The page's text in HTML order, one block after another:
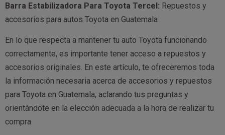
Barra Estabilizadora Para Toyota Tercel: Repuestos y
accesorios para autos Toyota en Guatemala
En lo que respecta a mantener tu auto Toyota funcionando
correctamente, es importante tener acceso a repuestos y
accesorios originales. En este artículo, te ofreceremos toda
la información necesaria acerca de accesorios y repuestos
para Toyota en Guatemala, aclarando tus preguntas y
orientándote en la elección adecuada a la hora de realizar tu
compra.